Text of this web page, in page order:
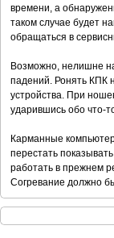
времени, а
таком случае будет
обращаться в
Возможно, нелишне
падений. Ронять КПК
устройства. При
ударившись обо что-
Карманные
перестать
работать в прежнем
Согревание должно